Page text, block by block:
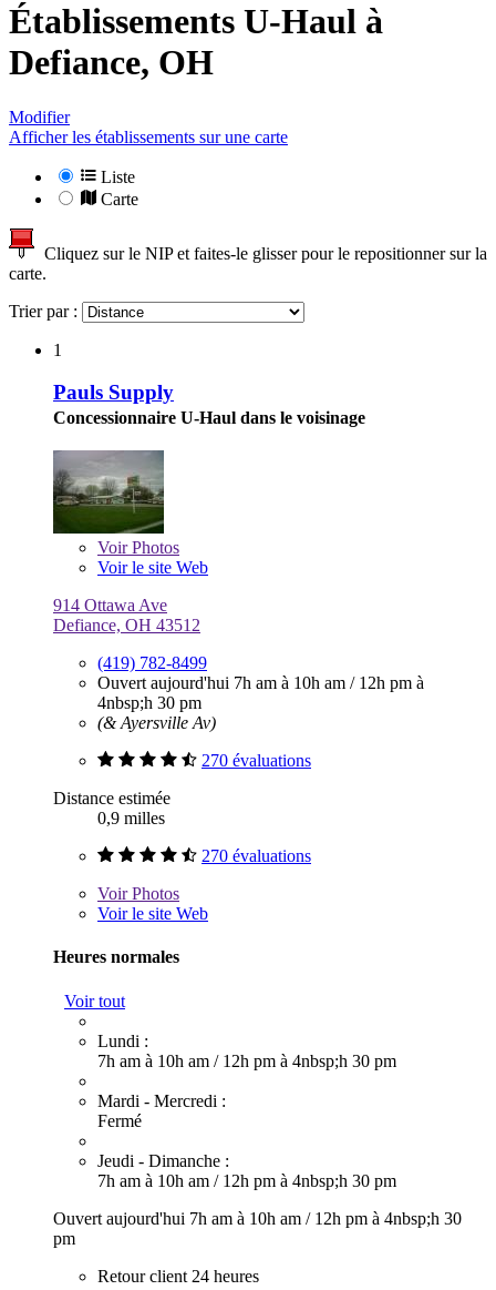
Établissements U-Haul à
Defiance, OH
Modifier
Afficher les établissements sur une carte
Liste
Carte
Cliquez sur le NIP et faites-le glisser pour le repositionner sur la
carte.
Trier par :
1
Pauls Supply
Concessionnaire U-Haul dans le voisinage
VoirPhotos
Voir le site Web
914 Ottawa Ave
Defiance, OH 43512
(419) 782-8499
Ouvert aujourd'hui 7h am à 10h am / 12h pm à
4nbsp;h 30 pm
(& Ayersville Av)
270 évaluations
Distance estimée
0,9 milles
270 évaluations
VoirPhotos
Voir le site Web
Heures normales
Voir tout
Lundi :
7h am à 10h am / 12h pm à 4nbsp;h 30 pm
Mardi - Mercredi :
Fermé
Jeudi - Dimanche :
7h am à 10h am / 12h pm à 4nbsp;h 30 pm
Ouvert aujourd'hui 7h am à 10h am / 12h pm à 4nbsp;h 30
pm
Retour client 24 heures